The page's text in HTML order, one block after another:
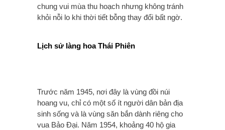
chung vui mùa thu hoạch nhưng không tránh
khỏi nỗi lo khi thời tiết bỗng thay đổi bất ngờ.
Lịch sử làng hoa Thái Phiên
Trước năm 1945, nơi đây là vùng đồi núi
hoang vu, chỉ có một số ít người dân bản địa
sinh sống và là vùng săn bắn dành riêng cho
vua Bảo Đại. Năm 1954, khoảng 40 hộ gia